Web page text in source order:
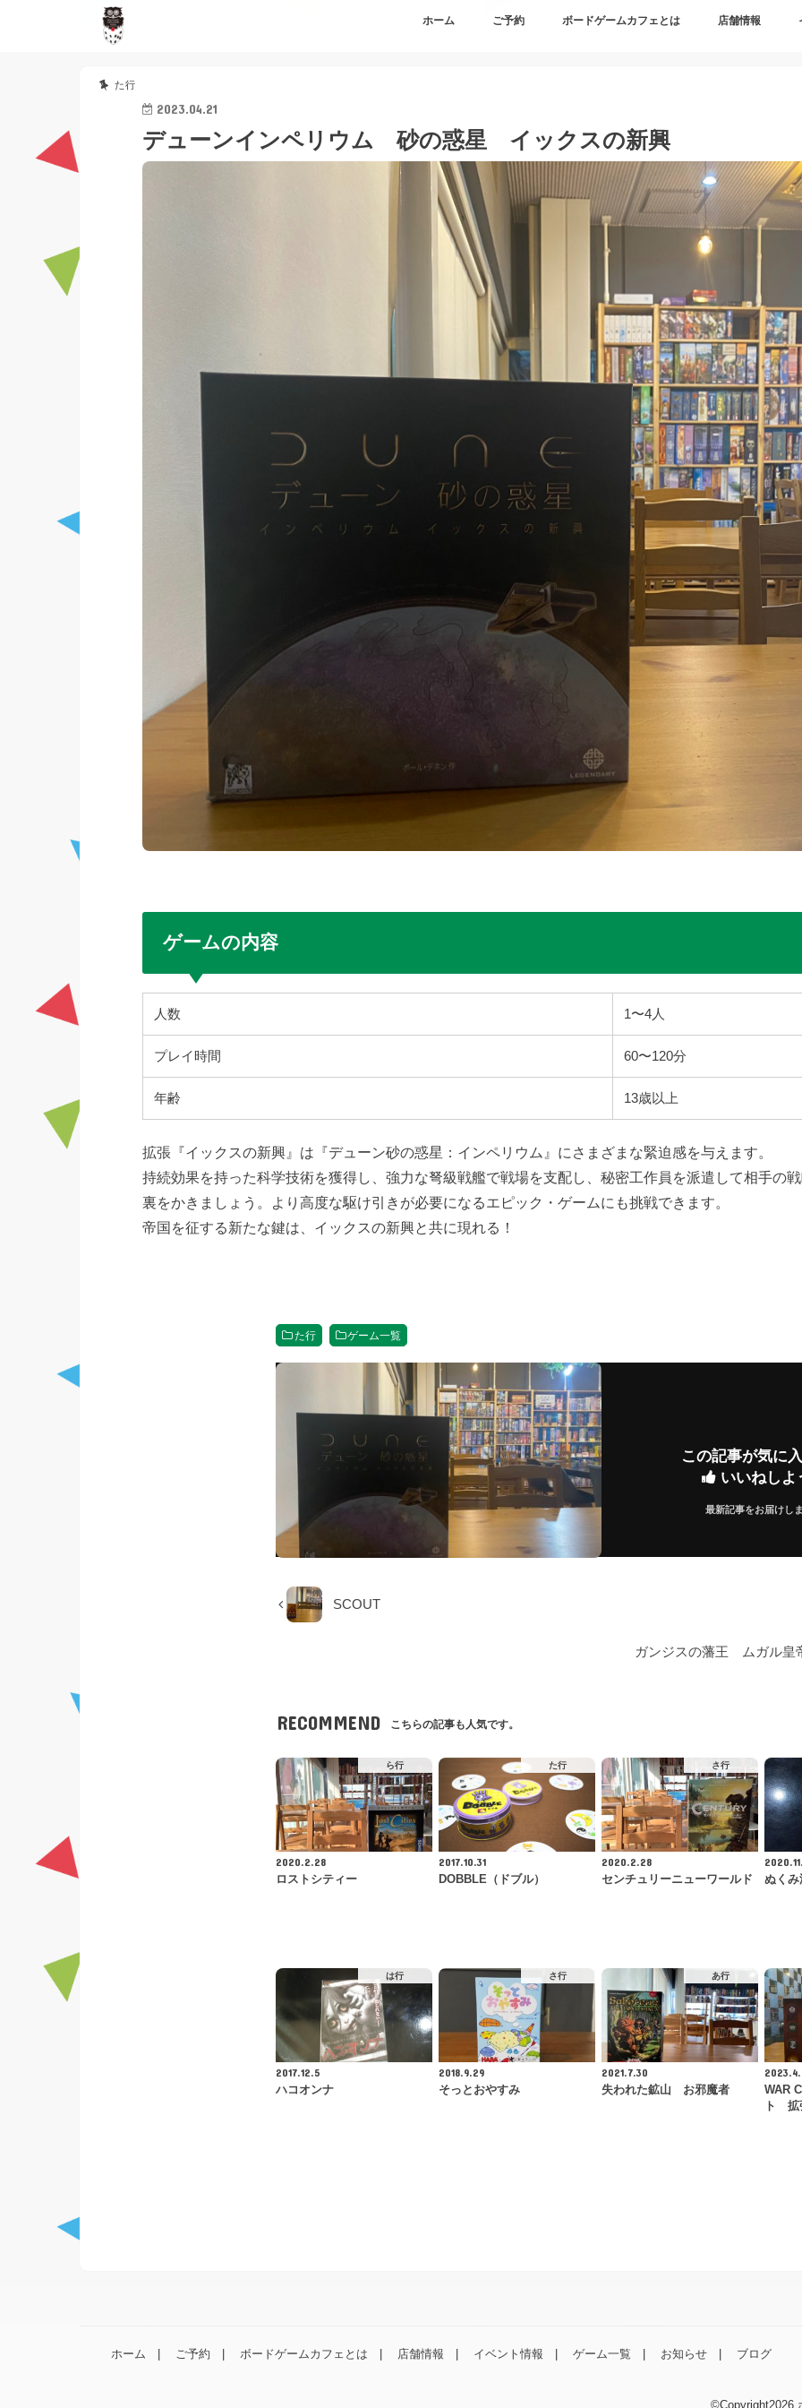
ホーム ご予約 ボードゲームカフェとは 店舗情報
た行
2023.04.21
デューンインペリウム 砂の惑星 イックスの新興
ゲームの内容
人数 1〜4人
プレイ時間 60〜120分
年齢 13歳以上
拡張『イックスの新興』は『デューン砂の惑星：インペリウム』にさまざまな緊迫感を与えます。
持続効果を持った科学技術を獲得し、強力な弩級戦艦で戦場を支配し、秘密工作員を派遣して相手の
裏をかきましょう。より高度な駆け引きが必要になるエピック・ゲームにも挑戦できます。
帝国を征する新たな鍵は、イックスの新興と共に現れる！
た行 ゲーム一覧
この記事が気に
いいねしよ
最新記事をお届けし
SCOUT
ガンジスの藩王 ムガル皇
RECOMMEND こちらの記事も人気です。
ら行
2020.2.28
ロストシティー
た行
2017.10.31
DOBBLE（ドブル）
さ行
2020.2.28
センチュリーニューワールド
ぬくみ
は行
2017.12.5
ハコオンナ
さ行
2018.9.29
そっとおやすみ
あ行
2021.7.30
失われた鉱山 お邪魔者
WAR
ト 拡
ホーム ご予約 ボードゲームカフェとは 店舗情報 イベント情報 ゲーム一覧 お知らせ ブログ
©Copyright2026